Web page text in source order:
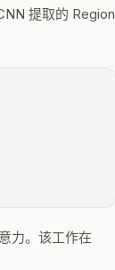
提取的 Region
力。该工作在